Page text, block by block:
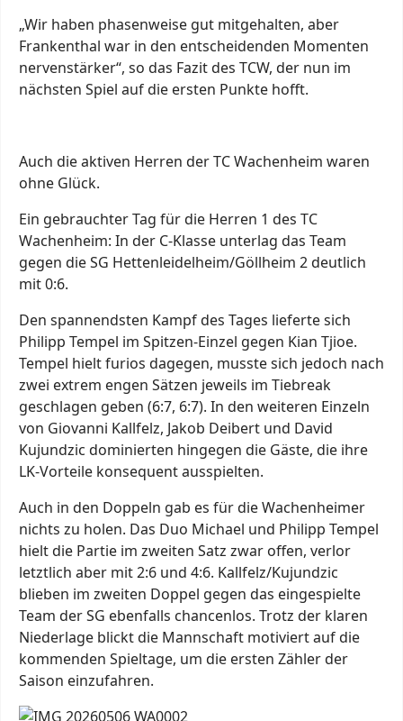
„Wir haben phasenweise gut mitgehalten, aber
Frankenthal war in den entscheidenden Momenten
nervenstärker“, so das Fazit des TCW, der nun im
nächsten Spiel auf die ersten Punkte hofft.
Auch die aktiven Herren der TC Wachenheim waren
ohne Glück.
Ein gebrauchter Tag für die Herren 1 des TC
Wachenheim: In der C-Klasse unterlag das Team
gegen die SG Hettenleidelheim/Göllheim 2 deutlich
mit 0:6.
Den spannendsten Kampf des Tages lieferte sich
Philipp Tempel im Spitzen-Einzel gegen Kian Tjioe.
Tempel hielt furios dagegen, musste sich jedoch nach
zwei extrem engen Sätzen jeweils im Tiebreak
geschlagen geben (6:7, 6:7). In den weiteren Einzeln
von Giovanni Kallfelz, Jakob Deibert und David
Kujundzic dominierten hingegen die Gäste, die ihre
LK-Vorteile konsequent ausspielten.
Auch in den Doppeln gab es für die Wachenheimer
nichts zu holen. Das Duo Michael und Philipp Tempel
hielt die Partie im zweiten Satz zwar offen, verlor
letztlich aber mit 2:6 und 4:6. Kallfelz/Kujundzic
blieben im zweiten Doppel gegen das eingespielte
Team der SG ebenfalls chancenlos. Trotz der klaren
Niederlage blickt die Mannschaft motiviert auf die
kommenden Spieltage, um die ersten Zähler der
Saison einzufahren.